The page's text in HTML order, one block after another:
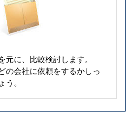
元に、比較検討します。
の会社に依頼をするかしっ
。